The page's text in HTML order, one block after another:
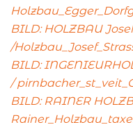
BILD: HOLZBAU
/
BILD:
/
BILD: RAINER